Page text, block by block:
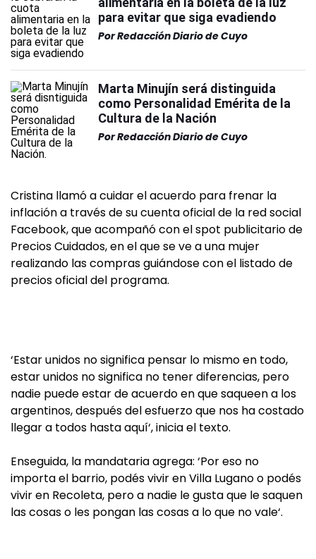
para evitar que siga evadiendo
PorRedacción Diario de Cuyo
Marta Minujín será distinguida
como Personalidad Emérita de la
Cultura de la Nación
PorRedacción Diario de Cuyo
Cristina llamó a cuidar el acuerdo para frenar la
inflación a través de su cuenta oficial de la red social
Facebook, que acompañó con el spot publicitario de
Precios Cuidados, en el que se ve a una mujer
realizando las compras guiándose con el listado de
precios oficial del programa.
‘Estar unidos no significa pensar lo mismo en todo,
estar unidos no significa no tener diferencias, pero
nadie puede estar de acuerdo en que saqueen a los
argentinos, después del esfuerzo que nos ha costado
llegar a todos hasta aquí‘, inicia el texto.
Enseguida, la mandataria agrega: ‘Por eso no
importa el barrio, podés vivir en Villa Lugano o podés
vivir en Recoleta, pero a nadie le gusta que le saquen
las cosas o les pongan las cosas a lo que no vale‘.